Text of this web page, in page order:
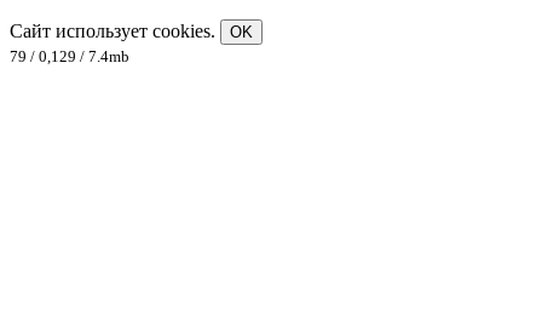
Сайт использует cookies.
OK
79 / 0,129 / 7.4mb